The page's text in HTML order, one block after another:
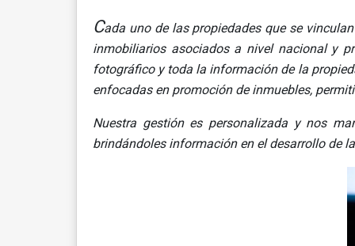
Cada uno de las propiedades que se
inmobiliarios asociados a nivel nacional y
fotográfico y toda la información de la
enfocadas en promoción de inmuebles,
Nuestra gestión es personalizada y nos
brindándoles información en el desarrollo de